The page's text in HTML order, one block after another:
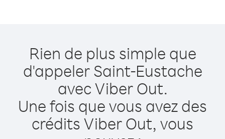
Rien de plus simple que
d'appeler Saint-Eustache
avec Viber Out.
Une fois que vous avez des
crédits Viber Out, vous